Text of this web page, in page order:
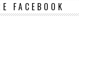
FACEBOOK